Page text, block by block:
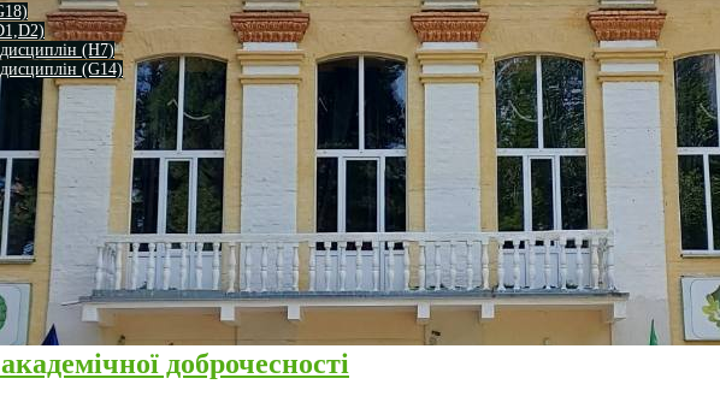
(H7)
(G14)
доброчесності